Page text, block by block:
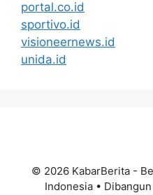
portal.co.id
sportivo.id
visioneernews.id
unida.id
© 2026 KabarBerita -
Indonesia•